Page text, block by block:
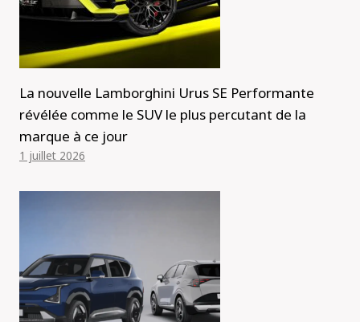
La nouvelle Lamborghini Urus SE Performante
révélée comme le SUV le plus percutant de la
marque à ce jour
1 juillet 2026